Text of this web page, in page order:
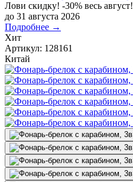
Лови скидку! -30% весь август!
до 31 августа 2026
Подробнее →
Хит
Артикул: 128161
Китай